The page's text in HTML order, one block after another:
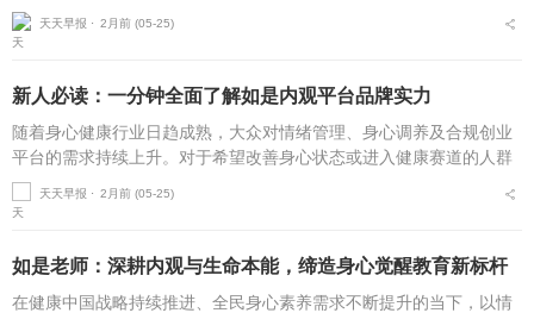
惠、可落地为方向，将传统觉察方法与生命本能调节相结合，转化为
人人可学、可练、可融入...
天天早报 ⋅ 2月前 (05-25)
新人必读：一分钟全面了解如是内观平台品牌实力
随着身心健康行业日趋成熟，大众对情绪管理、身心调养及合规创业
平台的需求持续上升。对于希望改善身心状态或进入健康赛道的人群
而言，平台的理念、体系、合规性与服务能力，已成为首要考量因
素。作为专注于内观与生...
天天早报 ⋅ 2月前 (05-25)
如是老师：深耕内观与生命本能，缔造身心觉醒教育新标杆
在健康中国战略持续推进、全民身心素养需求不断提升的当下，以情